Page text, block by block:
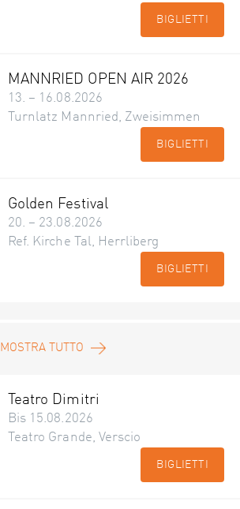
BIGLIETTI
MANNRIED OPEN AIR 2026
13. – 16.08.2026
Turnlatz Mannried, Zweisimmen
BIGLIETTI
Golden Festival
20. – 23.08.2026
Ref. Kirche Tal, Herrliberg
BIGLIETTI
MOSTRA TUTTO
Teatro Dimitri
Bis 15.08.2026
Teatro Grande, Verscio
BIGLIETTI